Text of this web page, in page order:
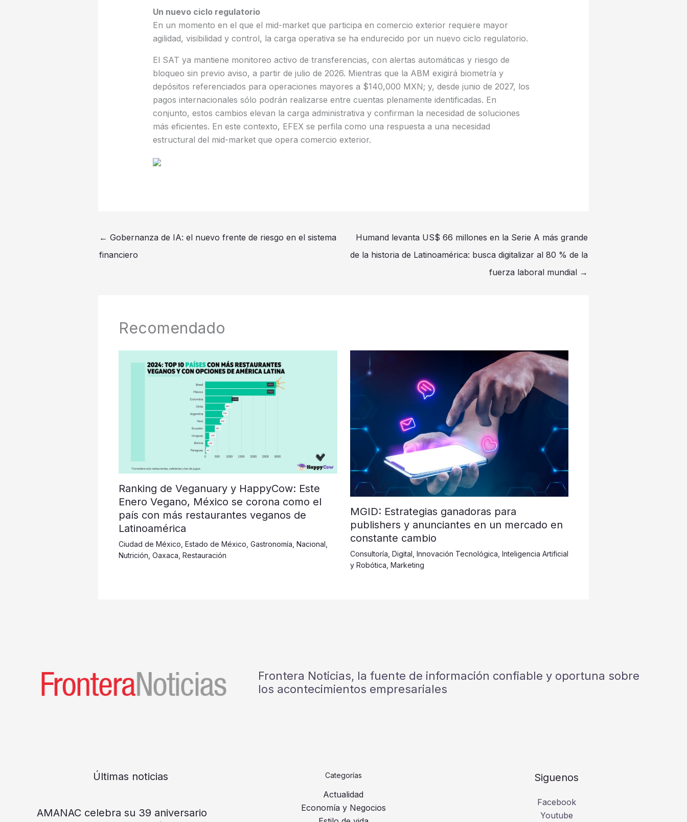
Un nuevo ciclo regulatorio
En un momento en el que el mid-market que participa en comercio exterior requiere mayor
agilidad, visibilidad y control, la carga operativa se ha endurecido por un nuevo ciclo regulatorio.
El SAT ya mantiene monitoreo activo de transferencias, con alertas automáticas y riesgo de
bloqueo sin previo aviso, a partir de julio de 2026. Mientras que la ABM exigirá biometría y
depósitos referenciados para operaciones mayores a $140,000 MXN; y, desde junio de 2027, los
pagos internacionales sólo podrán realizarse entre cuentas plenamente identificadas. En
conjunto, estos cambios elevan la carga administrativa y confirman la necesidad de soluciones
más eficientes. En este contexto, EFEX se perfila como una respuesta a una necesidad
estructural del mid-market que opera comercio exterior.
← Gobernanza de IA: el nuevo frente de riesgo en el sistema
financiero
Humand levanta US$ 66 millones en la Serie A más grande
de la historia de Latinoamérica: busca digitalizar al 80 % de la
fuerza laboral mundial →
Recomendado
Ranking de Veganuary y HappyCow: Este
Enero Vegano, México se corona como el
país con más restaurantes veganos de
Latinoamérica
Ciudad de México Estado de México Gastronomía Nacional
Nutrición Oaxaca Restauración
MGID: Estrategias ganadoras para
publishers y anunciantes en un mercado en
constante cambio
Consultoría Digital Innovación Tecnológica Inteligencia Artificial
y Robótica Marketing
Frontera Noticias, la fuente de información confiable y oportuna sobre
los acontecimientos empresariales
Últimas noticias
AMANAC celebra su 39 aniversario
Categorías
Actualidad
Economía y Negocios
Siguenos
Facebook
Youtube